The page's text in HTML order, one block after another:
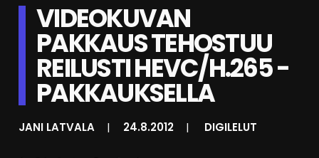
STREAMIT
KESKUSTELU
SHOP
HAKU
VIDEOKUVAN
PAKKAUS TEHOSTUU
REILUSTI HEVC/H.265 -
PAKKAUKSELLA
JANI LATVALA | 24.8.2012 | DIGILELUT